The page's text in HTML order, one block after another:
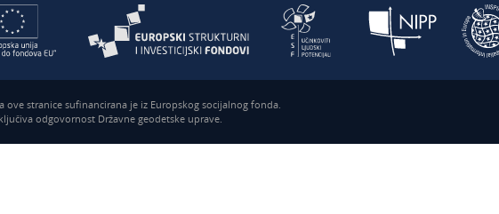
ove stranice sufinancirana je iz Europskog socijalnog fonda.
odgovornost Državne geodetske uprave.